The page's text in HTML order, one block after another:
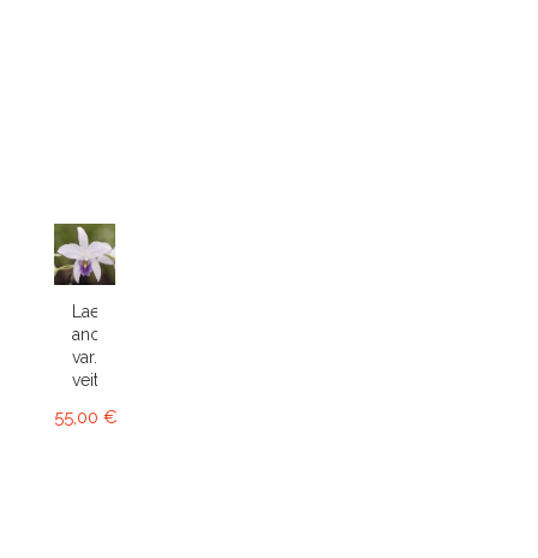
Laelia
anceps
var.
veitchiana
55,00 €